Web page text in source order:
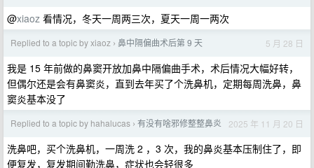
@xiaoz 看情况，冬天一周两三次，夏天一周一两次
Replied to a topic by xiaoz › 鼻中隔偏曲术后第 9 天 5 月 28 日
我是 15 年前做的鼻窦开放加鼻中隔偏曲手术，术后情况大幅好转，
但偶尔还是会有鼻窦炎，直到去年买了个洗鼻机，定期每周洗鼻，鼻
窦炎基本没了
Replied to a topic by hahalucas › 有没有啥邪修整整鼻炎 2025 年 11 月 20 日
洗鼻吧，买个洗鼻机，一周洗 2 ，3 次，我的鼻炎基本压制住了，即
便复发，复发期间勤洗鼻，症状也会轻很多